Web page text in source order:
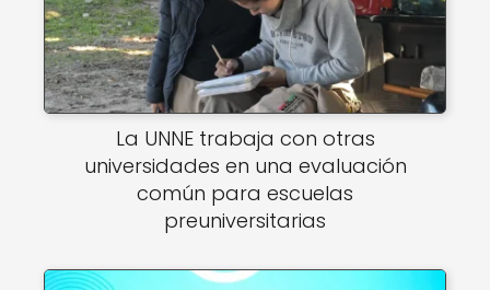
La UNNE trabaja con otras
universidades en una evaluación
común para escuelas
preuniversitarias